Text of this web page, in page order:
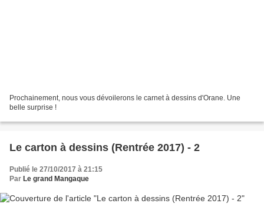
Prochainement, nous vous dévoilerons le carnet à dessins d'Orane. Une
belle surprise !
Le carton à dessins (Rentrée 2017) - 2
Publié le 27/10/2017 à 21:15
Par Le grand Mangaque